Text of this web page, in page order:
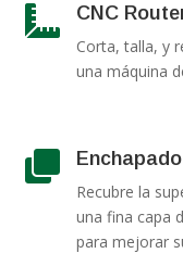
 CNC
Corta, talla, y
una máquina
 Enchapado
Recubre la
una fina capa
para mejorar